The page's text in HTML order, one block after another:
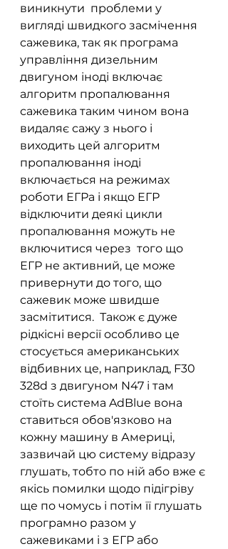
виникнути  проблеми у
вигляді швидкого засмічення
сажевика, так як програма
управління дизельним
двигуном іноді включає
алгоритм пропалювання
сажевика таким чином вона
видаляє сажу з нього і
виходить цей алгоритм
пропалювання іноді
включається на режимах
роботи ЕГРа і якщо ЕГР
відключити деякі цикли
пропалювання можуть не
включитися через  того що
ЕГР не активний, це може
привернути до того, що
сажевик може швидше
засмітитися.  Також є дуже
рідкісні версії особливо це
стосується американських
відбивних це, наприклад, F30
328d з двигуном N47 і там
стоїть система AdBlue вона
ставиться обов'язково на
кожну машину в Америці,
зазвичай цю систему відразу
глушать, тобто по ній або вже є
якісь помилки щодо підігріву
ще по чомусь і потім її глушать
програмно разом у
сажевиками і з ЕГР або